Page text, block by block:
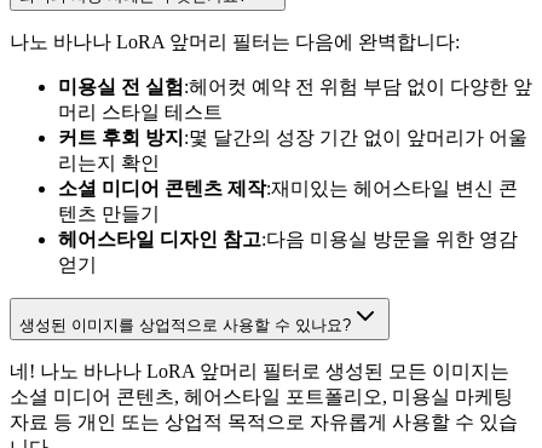
나노 바나나 LoRA 앞머리 필터는 다음에 완벽합니다:
미용실 전 실험 :헤어컷 예약 전 위험 부담 없이 다양한 앞
머리 스타일 테스트
커트 후회 방지 :몇 달간의 성장 기간 없이 앞머리가 어울
리는지 확인
소셜 미디어 콘텐츠 제작:재미있는 헤어스타일 변신 콘
텐츠 만들기
헤어스타일 디자인 참고:다음 미용실 방문을 위한 영감
얻기
생성된 이미지를 상업적으로 사용할 수 있나요?
네! 나노 바나나 LoRA 앞머리 필터로 생성된 모든 이미지는
소셜 미디어 콘텐츠, 헤어스타일 포트폴리오, 미용실 마케팅
자료 등 개인 또는 상업적 목적으로 자유롭게 사용할 수 있습